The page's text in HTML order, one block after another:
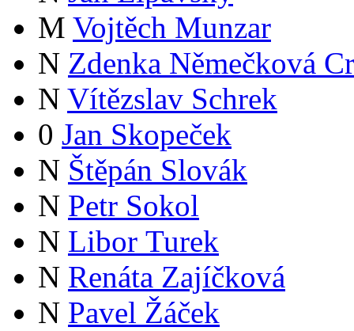
M Vojtěch Munzar
N Zdenka Němečková
N Vítězslav Schrek
0 Jan Skopeček
N Štěpán Slovák
N Petr Sokol
N Libor Turek
N Renáta Zajíčková
N Pavel Žáček